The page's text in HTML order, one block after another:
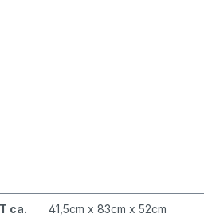
ca.
41,5cm x 83cm x 52cm